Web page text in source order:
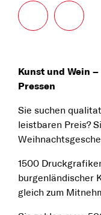
Kunst und Wein
Pressen
Sie suchen
leistbaren Preis?
1500
burgenländischer
gleich zum